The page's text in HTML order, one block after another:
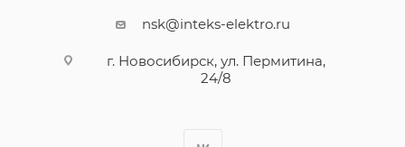
nsk@inteks-elektro.ru
г. Новосибирск, ул. Пермитина,
24/8